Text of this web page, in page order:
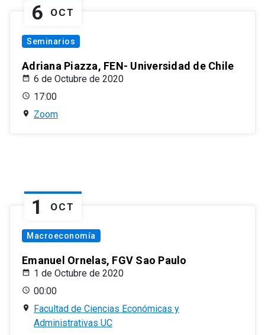
6 OCT
Seminarios
Adriana Piazza, FEN- Universidad de Chile
6 de Octubre de 2020
17:00
Zoom
1 OCT
Macroeconomía
Emanuel Ornelas, FGV Sao Paulo
1 de Octubre de 2020
00:00
Facultad de Ciencias Económicas y
Administrativas UC